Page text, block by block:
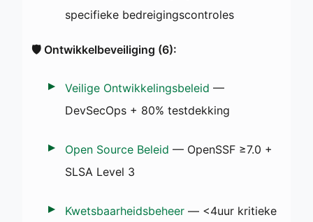
specifieke bedreigingscontroles
🛡️ Ontwikkelbeveiliging (6):
Veilige Ontwikkelingsbeleid —
DevSecOps + 80% testdekking
Open Source Beleid — OpenSSF ≥7.0 +
SLSA Level 3
Kwetsbaarheidsbeheer — <4uur kritieke